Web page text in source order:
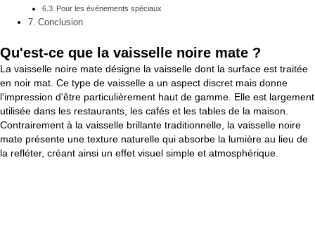
Pour les événements spéciaux
Conclusion
Qu'est-ce que la vaisselle noire mate ?
La vaisselle noire mate désigne la vaisselle dont la surface est traitée
en noir mat. Ce type de vaisselle a un aspect discret mais donne
l'impression d'être particulièrement haut de gamme. Elle est largement
utilisée dans les restaurants, les cafés et les tables de la maison.
Contrairement à la vaisselle brillante traditionnelle, la vaisselle noire
mate présente une texture naturelle qui absorbe la lumière au lieu de
la refléter, créant ainsi un effet visuel simple et atmosphérique.